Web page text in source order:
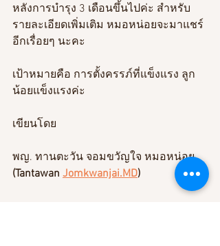
หลังการบำรุง 3 เดือนขึ้นไปค่ะ สำหรับ
รายละเอียดเพิ่มเติม หมอหน่อยจะมาแชร์
อีกเรื่อยๆ นะคะ
เป้าหมายคือ การตั้งครรภ์ที่แข็งแรง ลูก
น้อยแข็งแรงค่ะ
เขียนโดย
พญ. ทานตะวัน จอมขวัญใจ หมอหน่อย
(Tantawan Jomkwanjai.MD)